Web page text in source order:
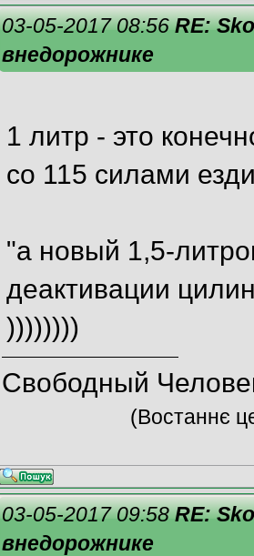
03-05-2017 08:56RE:
внедорожнике
1 литр - это
со 115 силами
"а новый 1,5-
деактивации
))))))))
Свободный
(Востаннє
03-05-2017 09:58RE:
внедорожнике